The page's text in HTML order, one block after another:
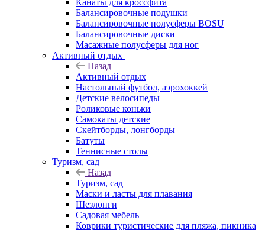
Канаты для кроссфита
Балансировочные подушки
Балансировочные полусферы BOSU
Балансировочные диски
Масажные полусферы для ног
Активный отдых
Назад
Активный отдых
Настольный футбол, аэрохоккей
Детские велосипеды
Роликовые коньки
Самокаты детские
Скейтборды, лонгборды
Батуты
Теннисные столы
Туризм, сад
Назад
Туризм, сад
Маски и ласты для плавания
Шезлонги
Садовая мебель
Коврики туристические для пляжа, пикника